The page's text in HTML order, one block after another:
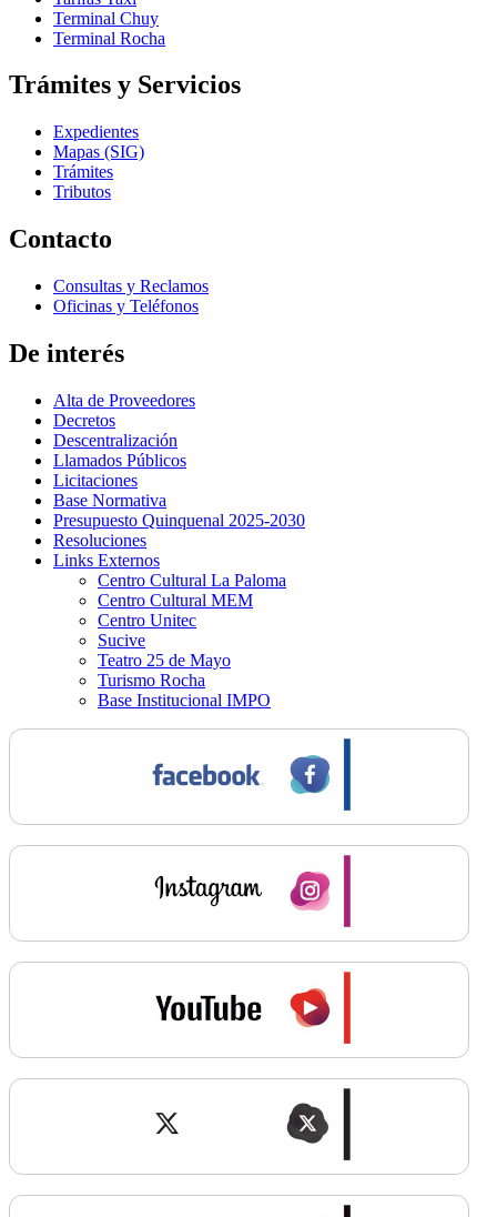
Terminal Chuy
Terminal Rocha
Trámites y Servicios
Expedientes
Mapas (SIG)
Trámites
Tributos
Contacto
Consultas y Reclamos
Oficinas y Teléfonos
De interés
Alta de Proveedores
Decretos
Descentralización
Llamados Públicos
Licitaciones
Base Normativa
Presupuesto Quinquenal 2025-2030
Resoluciones
Links Externos
Centro Cultural La Paloma
Centro Cultural MEM
Centro Unitec
Sucive
Teatro 25 de Mayo
Turismo Rocha
Base Institucional IMPO